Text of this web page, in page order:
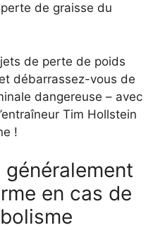
de graisse du
de perte de poids
débarrassez-vous de
dangereuse – avec
Tim Hollstein
!
en cas de